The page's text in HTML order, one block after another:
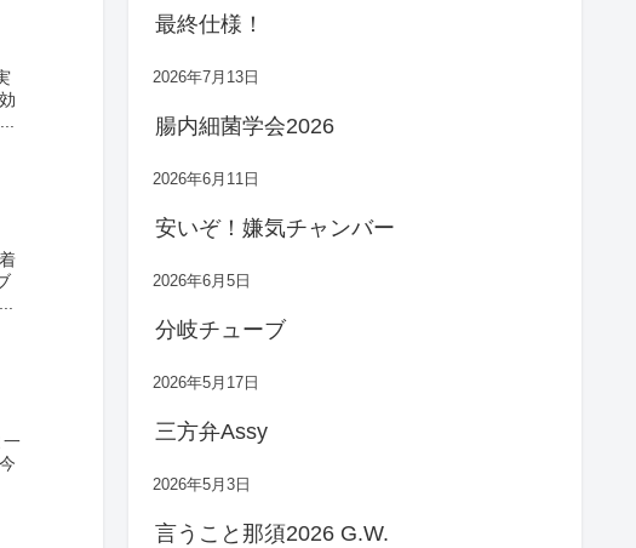
一
最終仕様！
2026年7月13日
腸内細菌学会2026
2026年6月11日
安いぞ！嫌気チャンバー
2026年6月5日
分岐チューブ
2026年5月17日
三方弁Assy
2026年5月3日
言うこと那須2026 G.W.